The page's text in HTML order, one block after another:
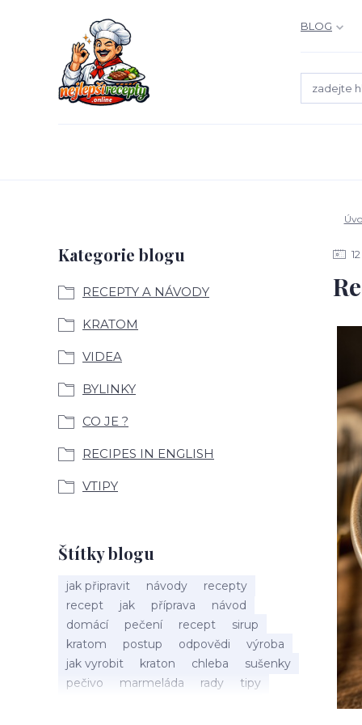
BLOG
Kategorie blogu
RECEPTY A NÁVODY
KRATOM
VIDEA
BYLINKY
CO JE ?
RECIPES IN ENGLISH
VTIPY
Štítky blogu
jak připravit návody
recepty
recept
jak příprava
návod
domácí
pečení recept
sirup
kratom
postup odpovědi
výroba
jak vyrobit
kraton chleba
sušenky
pečivo
marmeláda rady
tipy
12